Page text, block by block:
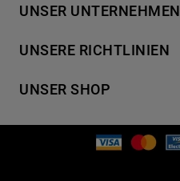
Händlersuche
Kontakt
UNSER UNTERNEHMEN
Für Händler
UNSERE RICHTLINIEN
Cookies
UNSER SHOP
Geschirrspüler